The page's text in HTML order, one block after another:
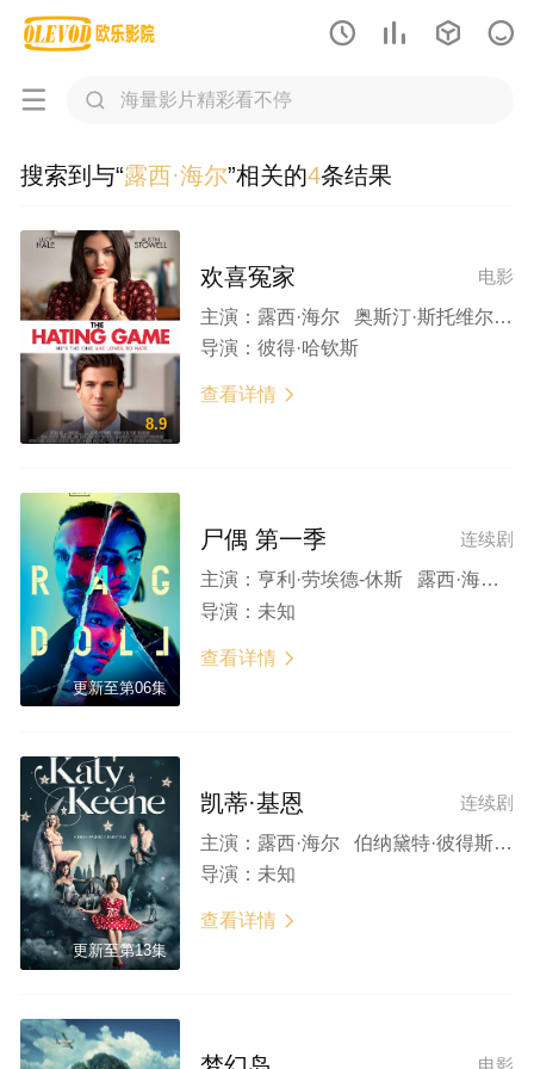
   
 
搜索到与“露西·海尔”相关的4条结果
8.9
电影
欢喜冤家
主演： 露西·海尔 奥斯汀·斯托维尔 Damon Daunno 沙基纳·贾弗里 柯宾·伯恩森
导演： 彼得·哈钦斯
查看详情 
更新至第06集
连续剧
尸偶 第一季
主演： 亨利·劳埃德-休斯 露西·海尔 泰利莎·特谢拉 阿里·库克 Eric Raymond Lim 道格·麦克梅金
导演： 未知
查看详情 
更新至第13集
连续剧
凯蒂·基恩
主演： 露西·海尔 伯纳黛特·彼得斯 乔尼·波查普 陈朱莉 罗比·德拉费勒
导演： 未知
查看详情 